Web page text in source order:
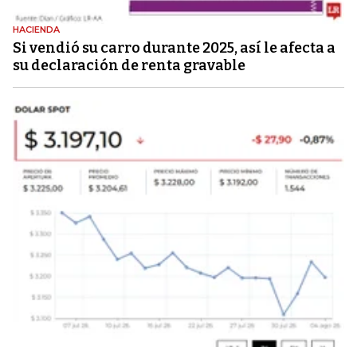
HACIENDA
Si vendió su carro durante 2025, así le afecta a
su declaración de renta gravable